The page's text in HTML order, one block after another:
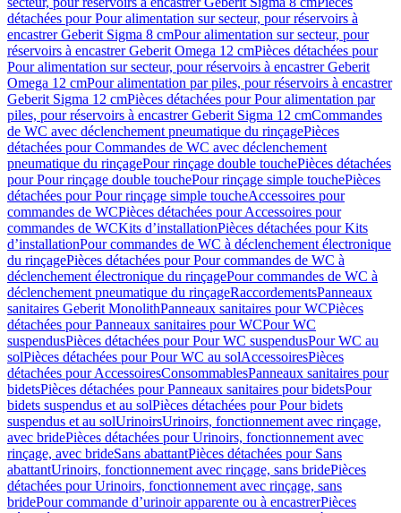
détachées pour Pour alimentation sur secteur, pour réservoirs à
encastrer Geberit Sigma 8 cmPour alimentation sur secteur, pour
réservoirs à encastrer Geberit Omega 12 cmPièces détachées pour
Pour alimentation sur secteur, pour réservoirs à encastrer Geberit
Omega 12 cmPour alimentation par piles, pour réservoirs à encastrer
Geberit Sigma 12 cmPièces détachées pour Pour alimentation par
piles, pour réservoirs à encastrer Geberit Sigma 12 cmCommandes
de WC avec déclenchement pneumatique du rinçagePièces
détachées pour Commandes de WC avec déclenchement
pneumatique du rinçagePour rinçage double touchePièces détachées
pour Pour rinçage double touchePour rinçage simple touchePièces
détachées pour Pour rinçage simple toucheAccessoires pour
commandes de WCPièces détachées pour Accessoires pour
commandes de WCKits d’installationPièces détachées pour Kits
d’installationPour commandes de WC à déclenchement électronique
du rinçagePièces détachées pour Pour commandes de WC à
déclenchement électronique du rinçagePour commandes de WC à
déclenchement pneumatique du rinçageRaccordementsPanneaux
sanitaires Geberit MonolithPanneaux sanitaires pour WCPièces
détachées pour Panneaux sanitaires pour WCPour WC
suspendusPièces détachées pour Pour WC suspendusPour WC au
solPièces détachées pour Pour WC au solAccessoiresPièces
détachées pour AccessoiresConsommablesPanneaux sanitaires pour
bidetsPièces détachées pour Panneaux sanitaires pour bidetsPour
bidets suspendus et au solPièces détachées pour Pour bidets
suspendus et au solUrinoirsUrinoirs, fonctionnement avec rinçage,
avec bridePièces détachées pour Urinoirs, fonctionnement avec
rinçage, avec brideSans abattantPièces détachées pour Sans
abattantUrinoirs, fonctionnement avec rinçage, sans bridePièces
détachées pour Urinoirs, fonctionnement avec rinçage, sans
bridePour commande d’urinoir apparente ou à encastrerPièces